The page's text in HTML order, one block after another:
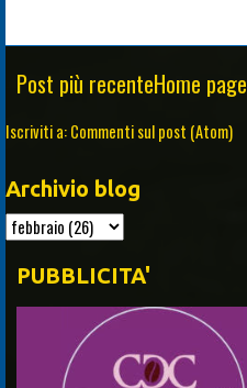
Post più recenteHome page
Iscriviti a:Commenti sul post (Atom)
Archivio blog
PUBBLICITA'